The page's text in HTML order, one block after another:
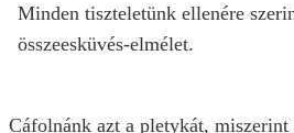
Minden tiszteletünk ellenére
összeesküvés-elmélet.
Cáfolnánk azt a pletykát, miszerint